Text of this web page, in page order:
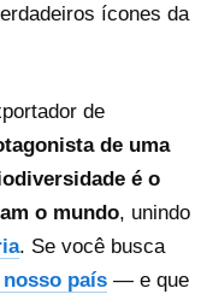
ícones da
de
de uma
é o
o mundo, unindo
. Se você busca
país — e que